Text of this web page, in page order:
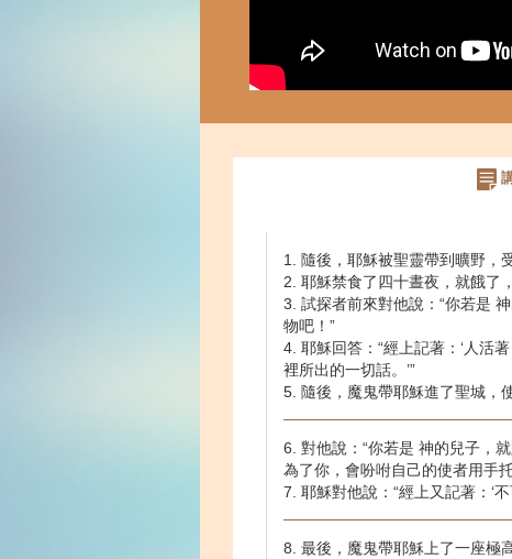
1. 隨後，耶穌被聖靈帶到曠野，
2. 耶穌禁食了四十晝夜，就餓了，
3. 試探者前來對他說：“你若是
物吧！”
4. 耶穌回答：“經上記著：‘人活
裡所出的一切話。’”
5. 隨後，魔鬼帶耶穌進了聖城，
6. 對他說：“你若是 神的兒子，
為了你，會吩咐自己的使者用手
7. 耶穌對他說：“經上又記著：‘
8. 最後，魔鬼帶耶穌上了一座極